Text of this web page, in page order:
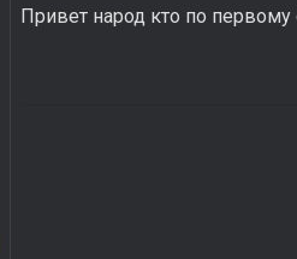
Привет народ кто по